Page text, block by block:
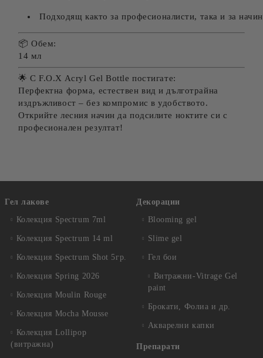
Подходящ както за професионалисти, така и за
📦 Обем:
14 мл
🌟 С F.O.X Acryl Gel Bottle постигате:
Перфектна форма, естествен вид и дълготрайна
издръжливост – без компромис в удобството.
Открийте лесния начин да подсилите ноктите си с
професионален резултат!
Гел лакове
Колекция Spectrum 7ml
Колекция Spectrum 14 ml
Колекция Spectrum Shot 5гр.
Колекция Spring 2026
Колекция Moulin Rouge
Колекция Mocha Mousse
Колекция Lollipop
(витражна)
Декорации
Blooming gel
Slime gel
Гел бои
Витражни-Vitrage Gel
paint
Брокати, Фолиа и др.
Акварелни капки
Препарати